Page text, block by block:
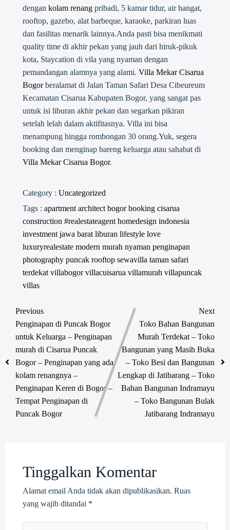
dengan kolam renangpribadi, 5 kamar tidur, air hangat,
rooftop, gazebo, alat barbeque, karaoke, parkiran luas
dan fasilitas menarik lainnya.Anda pasti bisa menikmati
quality time di akhir pekan yang jauh dari hiruk-pikuk
kota, Staycation di vila yang nyaman dengan
pemandangan alamnya yang alami. Villa Mekar Cisarua
Bogorberalamat di Jalan Taman Safari Desa Cibeureum
Kecamatan Cisarua Kabupaten Bogor, yang sangat pas
untuk isi liburan akhir pekan dan segarkan pikiran
setelah lelah dalam aktifitasnya. Villa ini bisa
menampung hingga rombongan 30 orang.Yuk, segera
booking dan menginap bareng keluarga atau sahabat di
Villa Mekar Cisarua Bogor.
Category : Uncategorized
Tags : apartment architect bogorbooking cisarua
construction #realestateagent homedesign indonesia
investment jawa barat liburan lifestyle love
luxuryrealestate modern murah nyaman penginapan
photography puncak rooftop sewavilla taman safari
terdekat villabogorvillacuisarua villamurah villapuncak
villas
Previous
Penginapan di Puncak Bogor
untuk Keluarga – Penginapan
murah di Cisarua Puncak
Bogor – Penginapan yang ada
kolam renangnya –
Penginapan Keren di Bogor –
Tempat Penginapan di
Puncak Bogor
Next
Toko Bahan Bangunan
Murah Terdekat – Toko
Bangunan yang Masih Buka
– Toko Besi dan Bangunan
Lengkap di Jatibarang – Toko
Bahan Bangunan Indramayu
– Toko Bangunan Bulak
Jatibarang Indramayu
Tinggalkan Komentar
Alamat email Anda tidak akan dipublikasikan. Ruas
yang wajib ditandai *